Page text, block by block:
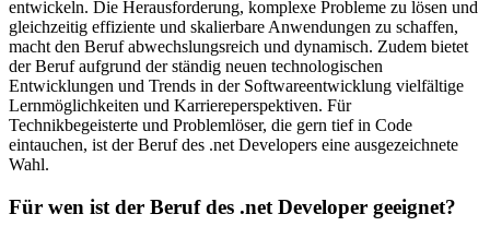
entwickeln. Die Herausforderung, komplexe Probleme zu lösen und
gleichzeitig effiziente und skalierbare Anwendungen zu schaffen,
macht den Beruf abwechslungsreich und dynamisch. Zudem bietet
der Beruf aufgrund der ständig neuen technologischen
Entwicklungen und Trends in der Softwareentwicklung vielfältige
Lernmöglichkeiten und Karriereperspektiven. Für
Technikbegeisterte und Problemlöser, die gern tief in Code
eintauchen, ist der Beruf des .net Developers eine ausgezeichnete
Wahl.
Für wen ist der Beruf des .net Developer geeignet?